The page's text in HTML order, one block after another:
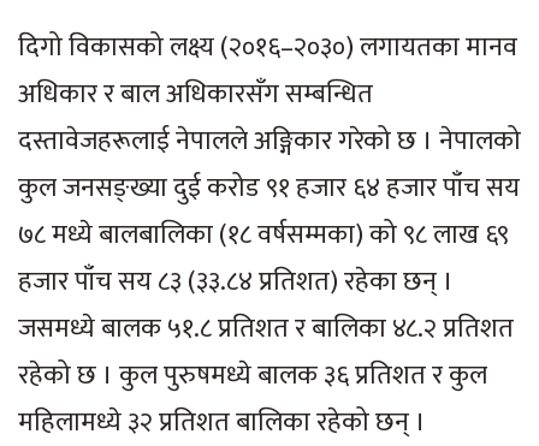
दिगो विकासको लक्ष्य (२०१६–२०३०) लगायतका मानव
अधिकार र बाल अधिकारसँग सम्बन्धित
दस्तावेजहरूलाई नेपालले अङ्गिकार गरेको छ । नेपालको
कुल जनसङ्ख्या दुई करोड ९१ हजार ६४ हजार पाँच सय
७८ मध्ये बालबालिका (१८ वर्षसम्मका) को ९८ लाख ६९
हजार पाँच सय ८३ (३३.८४ प्रतिशत) रहेका छन् ।
जसमध्ये बालक ५१.८ प्रतिशत र बालिका ४८.२ प्रतिशत
रहेको छ । कुल पुरुषमध्ये बालक ३६ प्रतिशत र कुल
महिलामध्ये ३२ प्रतिशत बालिका रहेको छन् ।